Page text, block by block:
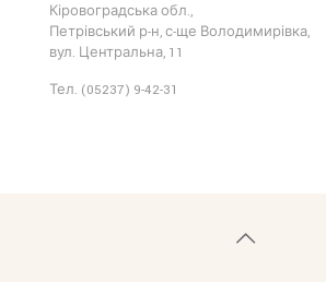
Кіровоградська обл.,
Петрівський р-н, с-ще Володимирівка,
вул. Центральна, 11
Тел. (05237) 9-42-31